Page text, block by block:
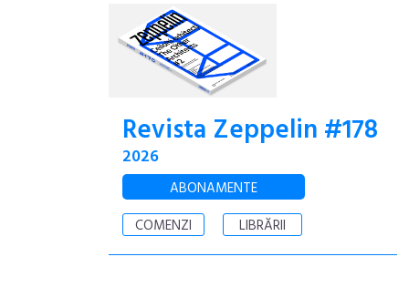
Revista Zeppelin #178
2026
ABONAMENTE
COMENZI
LIBRĂRII